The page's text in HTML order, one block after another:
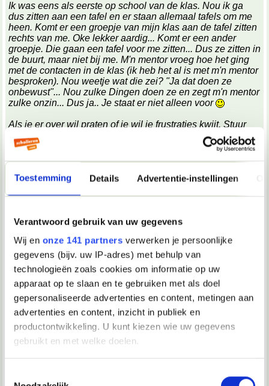
Toestemming Details Advertentie-instellingen
Verantwoord gebruik van uw gegevens
Wij en onze 141 partners verwerken je persoonlijke
gegevens (bijv. uw IP-adres) met behulp van
technologieën zoals cookies om informatie op uw
apparaat op te slaan en te gebruiken met als doel
gepersonaliseerde advertenties en content, metingen aan
advertenties en content, inzicht in publiek en
productontwikkeling. U kunt kiezen wie uw gegevens
gebruikt en met welke doelen.
Ik was eens als eerste op school van de klas. Nou ik ga
dus zitten aan een tafel en er staan allemaal tafels om me
heen. Komt er een groepje van mijn klas aan de tafel zitten
rechts van me. Oke lekker aardig... Komt er een ander
groepje. Die gaan een tafel voor me zitten... Dus ze zitten in
de buurt, maar niet bij me. M'n mentor vroeg hoe het ging
met de contacten in de klas (ik heb het al is met m'n mentor
besproken). Nou weetje wat die zei? "Ja dat doen ze
onbewust"... Nou zulke Dingen doen ze en zegt m'n mentor
zulke onzin... Dus ja.. Je staat er niet alleen voor
Als je er over wil praten of je wil je frustraties kwijt. Stuur
me gerust een berichtje!
Ik heb hetzelfde he, er is een jongen in mn klas en die zit met
zn groepje elke keer 30cm van me af.
Mijn mentor is ook
echt een hond. Zegt ie tegen mn moeder dat hij de meiden
arrogant vind en tegen mij blijft ie zeggen dat het een super
leuke klas is.
13-11-2018, 18:41
Daniël24
Ik had vroeger op school dit probleem ook wel een beetje.
Alleen deden sommige leerlingen wel eens alsof ze mijn
vrienden waren. Totdat er opeens een paar andere (meestal
populaire) leerlingen bij kwamen en dan wouden ze opeens
niks meer van mij weten en negeerde ze mij.
13-11-2018, 20:12